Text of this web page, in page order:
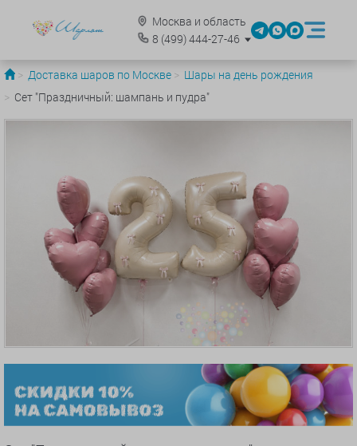
Москва и область
8 (499)444-27-46
Доставка шаров по Москве
Шары на день рождения
Сет "Праздничный: шампань и пудра"